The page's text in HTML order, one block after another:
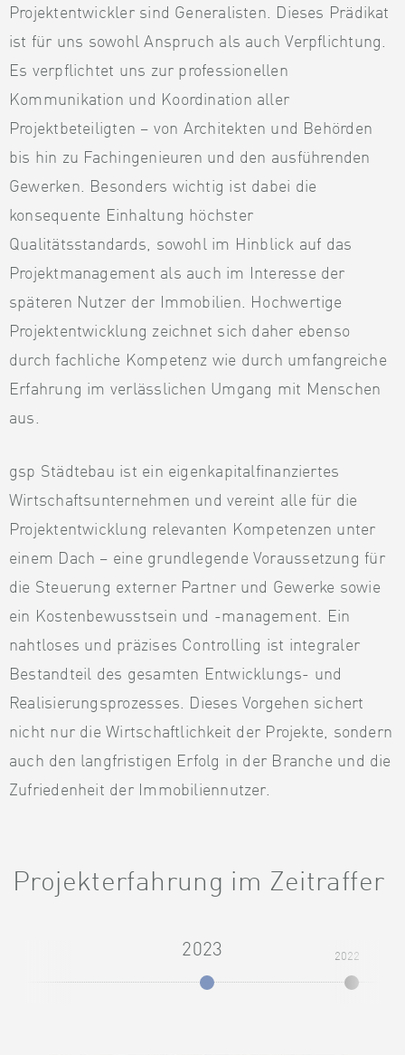
Projektentwickler sind Generalisten. Dieses Prädikat
ist für uns sowohl Anspruch als auch Verpflichtung.
Es verpflichtet uns zur professionellen
Kommunikation und Koordination aller
Projektbeteiligten – von Architekten und Behörden
bis hin zu Fachingenieuren und den ausführenden
Gewerken. Besonders wichtig ist dabei die
konsequente Einhaltung höchster
Qualitätsstandards, sowohl im Hinblick auf das
Projektmanagement als auch im Interesse der
späteren Nutzer der Immobilien. Hochwertige
Projektentwicklung zeichnet sich daher ebenso
durch fachliche Kompetenz wie durch umfangreiche
Erfahrung im verlässlichen Umgang mit Menschen
aus.
gsp Städtebau ist ein eigenkapitalfinanziertes
Wirtschaftsunternehmen und vereint alle für die
Projektentwicklung relevanten Kompetenzen unter
einem Dach – eine grundlegende Voraussetzung für
die Steuerung externer Partner und Gewerke sowie
ein Kostenbewusstsein und -management. Ein
nahtloses und präzises Controlling ist integraler
Bestandteil des gesamten Entwicklungs- und
Realisierungsprozesses. Dieses Vorgehen sichert
nicht nur die Wirtschaftlichkeit der Projekte, sondern
auch den langfristigen Erfolg in der Branche und die
Zufriedenheit der Immobiliennutzer.
Projekterfahrung im Zeitraffer
2023 2022